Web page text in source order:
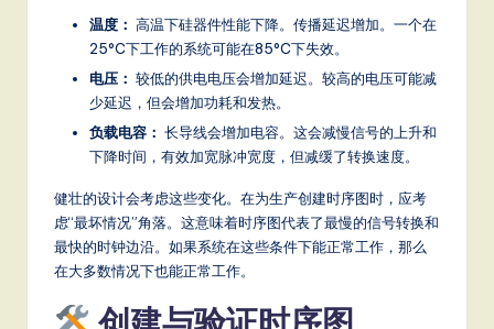
温度： 高温下硅器件性能下降。传播延迟增加。一个在
25°C下工作的系统可能在85°C下失效。
电压： 较低的供电电压会增加延迟。较高的电压可能减
少延迟，但会增加功耗和发热。
负载电容： 长导线会增加电容。这会减慢信号的上升和
下降时间，有效加宽脉冲宽度，但减缓了转换速度。
健壮的设计会考虑这些变化。在为生产创建时序图时，应考
虑“最坏情况”角落。这意味着时序图代表了最慢的信号转换和
最快的时钟边沿。如果系统在这些条件下能正常工作，那么
在大多数情况下也能正常工作。